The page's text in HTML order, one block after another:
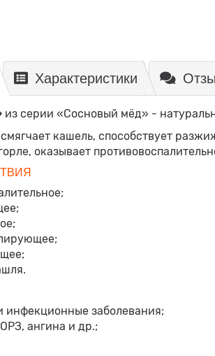
Характеристики
из серии «Сосновый мёд» -
кашель, способствует
оказывает
инфекционные заболевания;
ангина и др.;